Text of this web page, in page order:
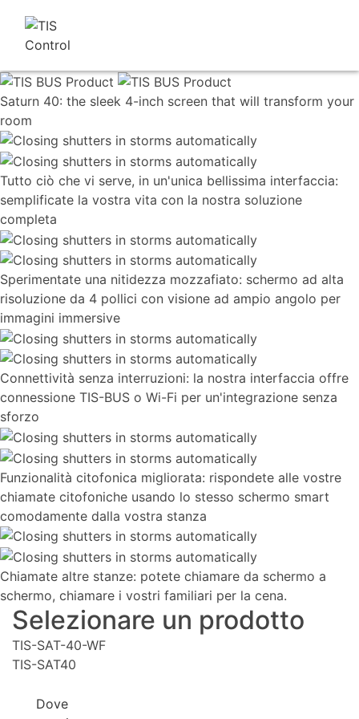
Saturn 40: the sleek 4-inch screen that will transform your
room
Tutto ciò che vi serve, in un'unica bellissima interfaccia:
semplificate la vostra vita con la nostra soluzione
completa
Sperimentate una nitidezza mozzafiato: schermo ad alta
risoluzione da 4 pollici con visione ad ampio angolo per
immagini immersive
Connettività senza interruzioni: la nostra interfaccia offre
connessione TIS-BUS o Wi-Fi per un'integrazione senza
sforzo
Funzionalità citofonica migliorata: rispondete alle vostre
chiamate citofoniche usando lo stesso schermo smart
comodamente dalla vostra stanza
Chiamate altre stanze: potete chiamare da schermo a
schermo, chiamare i vostri familiari per la cena.
Selezionare un prodotto
TIS-SAT-40-WF
TIS-SAT40
Dove